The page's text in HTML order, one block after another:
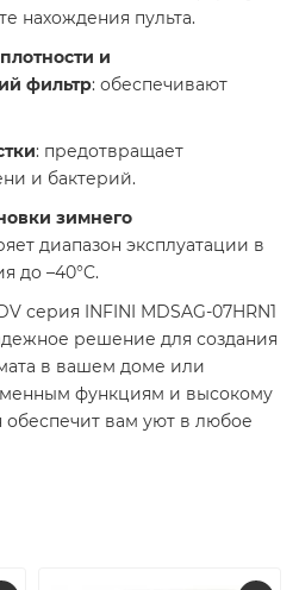
нахождения пульта.
и
фильтр: обеспечивают
: предотвращает
и бактерий.
зимнего
диапазон эксплуатации в
до –40°C.
серия INFINI MDSAG-07HRN1
решение для создания
в вашем доме или
функциям и высокому
обеспечит вам уют в любое